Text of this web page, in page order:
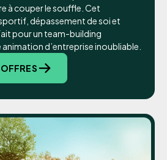
à couper le souffle. Cet
dépassement de soi et
pour un team-building
d’entreprise inoubliable.